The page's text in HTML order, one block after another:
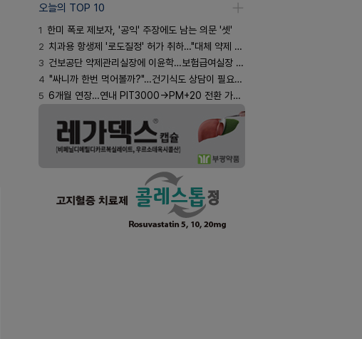
오늘의 TOP 10
1 한미 폭로 제보자, '공익' 주장에도 남는 의문 '셋'
2 치과용 항생제 '로도질정' 허가 취하…"대체 약제 충분"
3 건보공단 약제관리실장에 이윤학…보험급여실장 윤유경
4 "싸니까 한번 먹어볼까?"…건기식도 상담이 필요한 이유
5 6개월 연장…연내 PIT3000→PM+20 전환 가능할까